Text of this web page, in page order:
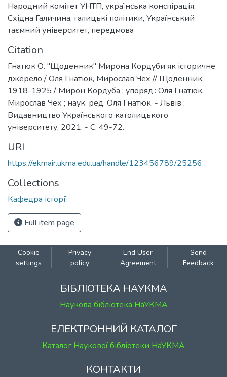
Народний комітет УНТП, українська конспірація,
Східна Галичина, галицькі політики, Український
таємний університет, передмова
Citation
Гнатюк О. "Щоденник" Мирона Кордуби як історичне
джерело / Оля Гнатюк, Мирослав Чех // Щоденник,
1918-1925 / Мирон Кордуба ; упоряд.: Оля Гнатюк,
Мирослав Чех ; наук. ред. Оля Гнатюк. - Львів :
Видавництво Українського католицького
університету, 2021. - С. 49-72.
URI
https://ekmair.ukma.edu.ua/handle/123456789/25256
Collections
Кафедра історії
Full item page
Cookie
settings
Privacy
policy
End User
Agreement
Send
Feedback
БІБЛІОТЕКА НАУКМА
Наукова бібліотека НаУКМА
ЕЛЕКТРОННИЙ КАТАЛОГ
Каталог Наукової бібліотеки НаУКМА
КОНТАКТИ